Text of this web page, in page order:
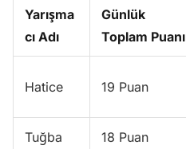
Yarışma
cı Adı
Günlük
Toplam Puanı
Hatice 19 Puan
Tuğba 18 Puan